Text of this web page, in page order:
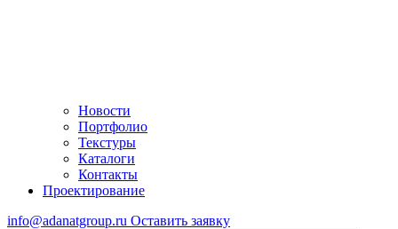
Новости
Портфолио
Текстуры
Каталоги
Контакты
Проектирование
info@adanatgroup.ru Оставить заявку